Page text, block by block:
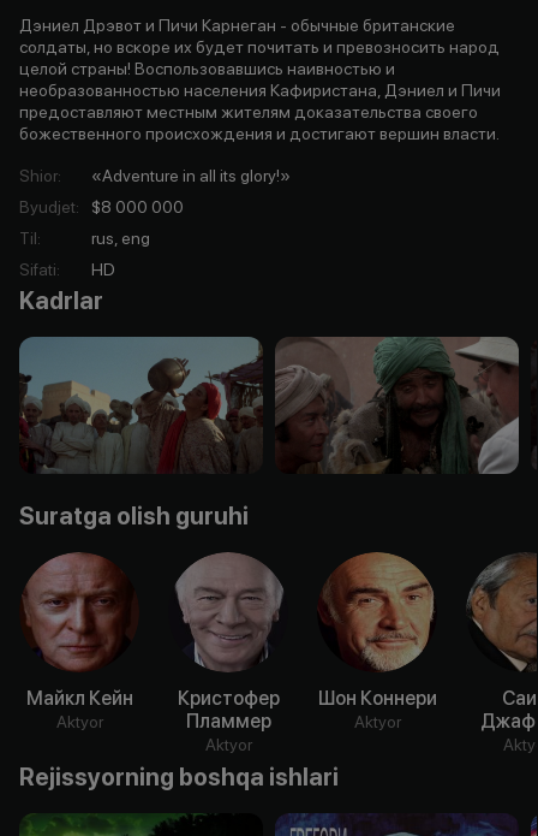
Дэниел Дрэвот и Пичи Карнеган - обычные британские
солдаты, но вскоре их будет почитать и превозносить народ
целой страны! Воспользовавшись наивностью и
необразованностью населения Кафиристана, Дэниел и Пичи
предоставляют местным жителям доказательства своего
божественного происхождения и достигают вершин власти.
Shior:
«Adventure in all its glory!»
Byudjet:
$8 000 000
Til:
rus, eng
Sifati: HD
Kadrlar
Suratga olish guruhi
Майкл Кейн
Aktyor
Кристофер
Пламмер
Aktyor
Шон Коннери
Aktyor
Rejissyorning boshqa ishlari